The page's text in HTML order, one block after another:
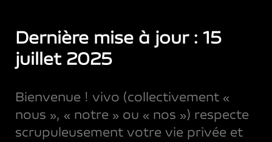
Dernière mise à jour : 15
juillet 2025
Bienvenue ! vivo (collectivement «
nous », « notre » ou « nos ») respecte
scrupuleusement votre vie privée et